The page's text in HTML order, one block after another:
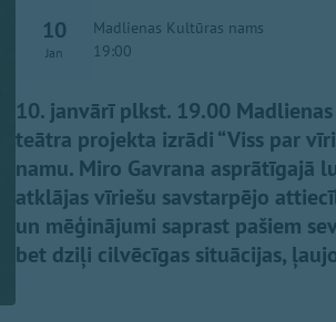
10
Jan
Madlienas Kultūras nams
19:00
10. janvārī plkst. 19.00
teātra projekta izrādi “Viss par
namu. Miro Gavrana asprātīgajā
atklājas vīriešu savstarpējo
un mēģinājumi saprast pašiem
bet dziļi cilvēcīgas situācijas,